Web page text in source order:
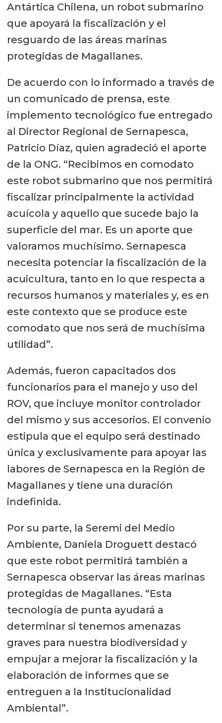
Antártica Chilena, un robot submarino
que apoyará la fiscalización y el
resguardo de las áreas marinas
protegidas de Magallanes.
De acuerdo con lo informado a través de
un comunicado de prensa, este
implemento tecnológico fue entregado
al Director Regional de Sernapesca,
Patricio Díaz, quien agradeció el aporte
de la ONG. “Recibimos en comodato
este robot submarino que nos permitirá
fiscalizar principalmente la actividad
acuícola y aquello que sucede bajo la
superficie del mar. Es un aporte que
valoramos muchísimo. Sernapesca
necesita potenciar la fiscalización de la
acuicultura, tanto en lo que respecta a
recursos humanos y materiales y, es en
este contexto que se produce este
comodato que nos será de muchísima
utilidad”.
Además, fueron capacitados dos
funcionarios para el manejo y uso del
ROV, que incluye monitor controlador
del mismo y sus accesorios. El convenio
estipula que el equipo será destinado
única y exclusivamente para apoyar las
labores de Sernapesca en la Región de
Magallanes y tiene una duración
indefinida.
Por su parte, la Seremi del Medio
Ambiente, Daniela Droguett destacó
que este robot permitirá también a
Sernapesca observar las áreas marinas
protegidas de Magallanes. “Esta
tecnología de punta ayudará a
determinar si tenemos amenazas
graves para nuestra biodiversidad y
empujar a mejorar la fiscalización y la
elaboración de informes que se
entreguen a la Institucionalidad
Ambiental”.